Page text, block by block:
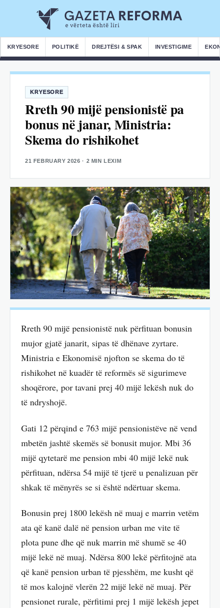
KRYESORE POLITIKË DREJTËSI & SPAK INVESTIGIME
KRYESORE
Rreth 90 mijë pensionistë pa
bonus në janar, Ministria:
Skema do rishikohet
21 FEBRUARY 2026 · 2 MIN LEXIM
Rreth 90 mijë pensionistë nuk përfituan bonusin
mujor gjatë janarit, sipas të dhënave zyrtare.
Ministria e Ekonomisë njofton se skema do të
rishikohet në kuadër të reformës së sigurimeve
shoqërore, por tavani prej 40 mijë lekësh nuk do
të ndryshojë.
Gati 12 përqind e 763 mijë pensionistëve në vend
mbetën jashtë skemës së bonusit mujor. Mbi 36
mijë qytetarë me pension mbi 40 mijë lekë nuk
përfituan, ndërsa 54 mijë të tjerë u penalizuan për
shkak të mënyrës se si është ndërtuar skema.
Bonusin prej 1800 lekësh në muaj e marrin vetëm
ata që kanë dalë në pension urban me vite të
plota pune dhe që nuk marrin më shumë se 40
mijë lekë në muaj. Ndërsa 800 lekë përfitojnë ata
që kanë pension urban të pjesshëm, me kusht që
të mos kalojnë vlerën 22 mijë lekë në muaj. Për
pensionet rurale, përfitimi prej 1 mijë lekësh jepet